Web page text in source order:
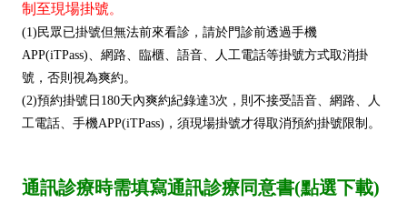
制至現場掛號。
(1)民眾已掛號但無法前來看診，請於門診前透過手機
APP(iTPass)、網路、臨櫃、語音、人工電話等掛號方式取消掛
號，否則視為爽約。
(2)預約掛號日180天內爽約紀錄達3次，則不接受語音、網路、人
工電話、手機APP(iTPass)，須現場掛號才得取消預約掛號限制。
通訊診療時需填寫通訊診療同意書(點選下載)